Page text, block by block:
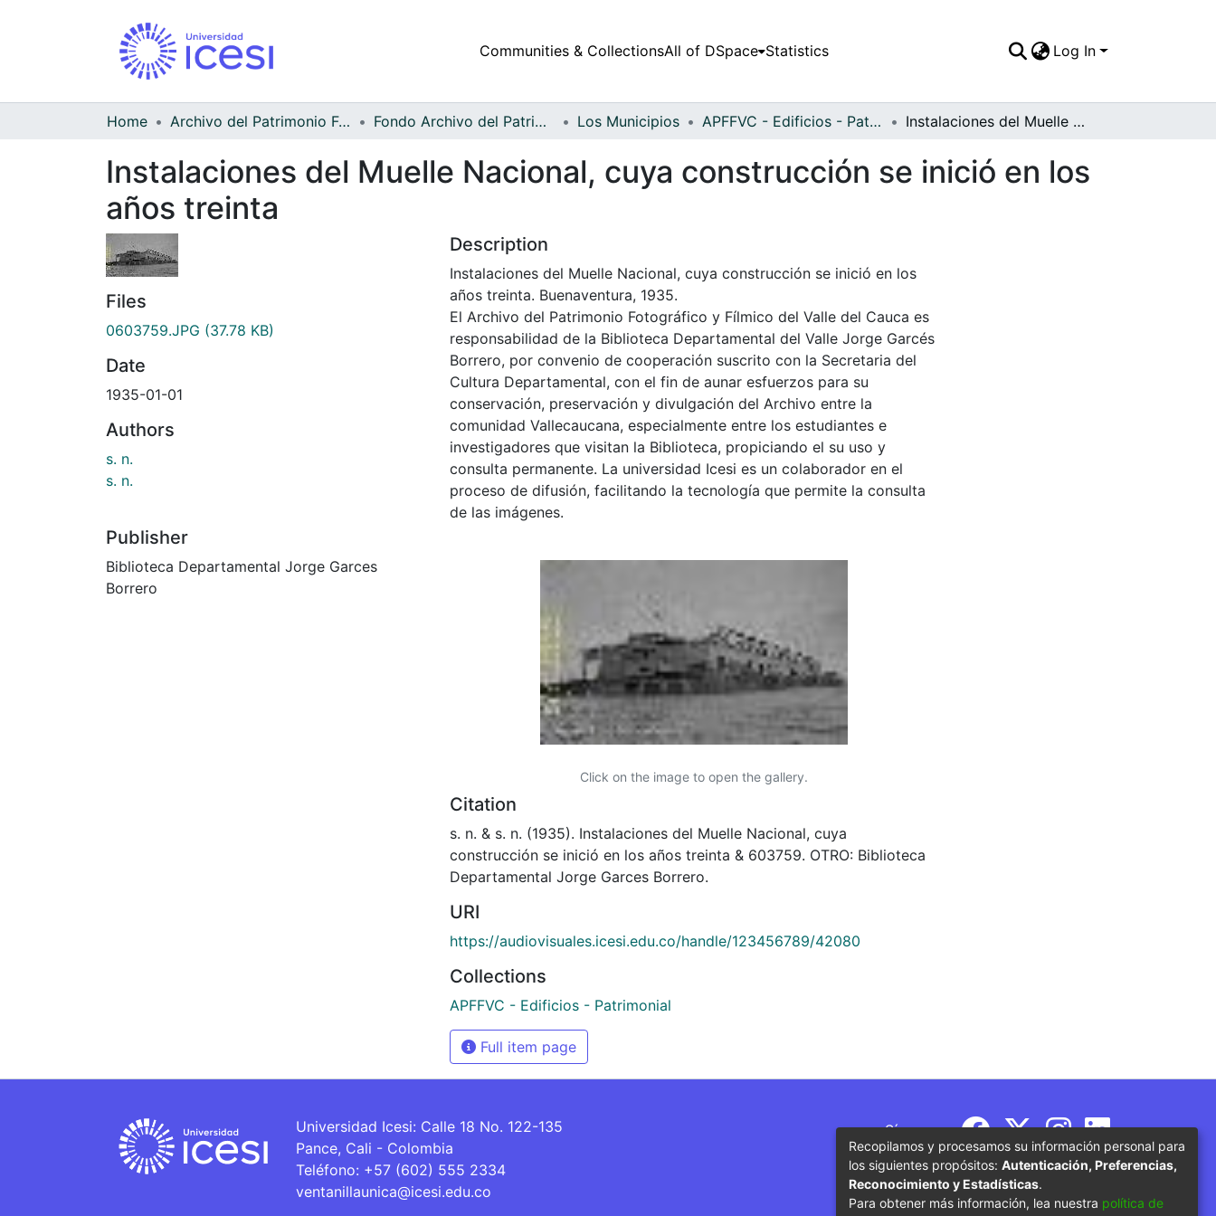
Communities & CollectionsAll of DSpace Statistics Log In
Home Archivo del Patrimonio Fotográfico y Fílmico del Valle del Cauca Fondo Archivo del Patrimonio Fotográfico y Fílmico del Valle del Cauca Los Municipios APFFVC - Edificios - Patrimonial Instalaciones del Muelle Nacional, cuya construcción se inició en los años treinta
Instalaciones del Muelle Nacional, cuya construcción se inició en los
años treinta
Files
0603759.JPG (37.78 KB)
Date
1935-01-01
Authors
s. n.
s. n.
Publisher
Biblioteca Departamental Jorge Garces
Borrero
Description
Instalaciones del Muelle Nacional, cuya construcción se inició en los
años treinta. Buenaventura, 1935.
El Archivo del Patrimonio Fotográfico y Fílmico del Valle del Cauca es
responsabilidad de la Biblioteca Departamental del Valle Jorge Garcés
Borrero, por convenio de cooperación suscrito con la Secretaria del
Cultura Departamental, con el fin de aunar esfuerzos para su
conservación, preservación y divulgación del Archivo entre la
comunidad Vallecaucana, especialmente entre los estudiantes e
investigadores que visitan la Biblioteca, propiciando el su uso y
consulta permanente. La universidad Icesi es un colaborador en el
proceso de difusión, facilitando la tecnología que permite la consulta
de las imágenes.
Click on the image to open the gallery.
Citation
s. n. & s. n. (1935). Instalaciones del Muelle Nacional, cuya
construcción se inició en los años treinta & 603759. OTRO: Biblioteca
Departamental Jorge Garces Borrero.
URI
https://audiovisuales.icesi.edu.co/handle/123456789/42080
Collections
APFFVC - Edificios - Patrimonial
Full item page
Universidad Icesi: Calle 18 No. 122-135
Pance, Cali - Colombia
Teléfono: +57 (602) 555 2334
ventanillaunica@icesi.edu.co
Síguenos
Recopilamos y procesamos su información personal para
los siguientes propósitos: Autenticación, Preferencias,
Reconocimiento y Estadísticas.
Para obtener más información, lea nuestra política de